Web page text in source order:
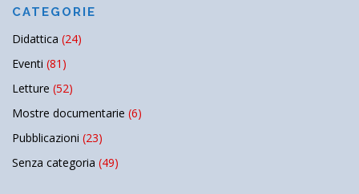
CATEGORIE
Didattica (24)
Eventi (81)
Letture (52)
Mostre documentarie (6)
Pubblicazioni (23)
Senza categoria (49)